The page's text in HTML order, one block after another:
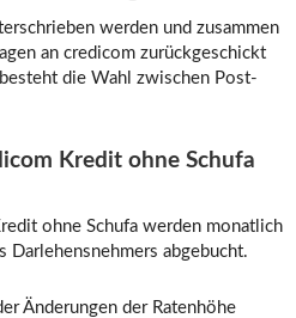
werden und zusammen
an credicom zurückgeschickt
die Wahl zwischen Post-
Kredit ohne Schufa
ohne Schufa werden monatlich
abgebucht.
Änderungen der Ratenhöhe